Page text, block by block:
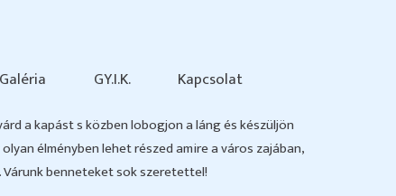
Galéria GY.I.K. Kapcsolat
a kapást s közben lobogjon a láng és készüljön
élményben lehet részed amire a város zajában,
benneteket sok szeretettel!